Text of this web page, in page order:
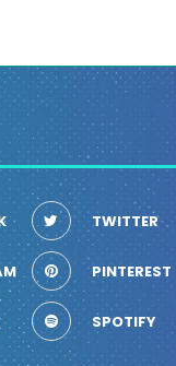
TWITTER
PINTEREST
SPOTIFY